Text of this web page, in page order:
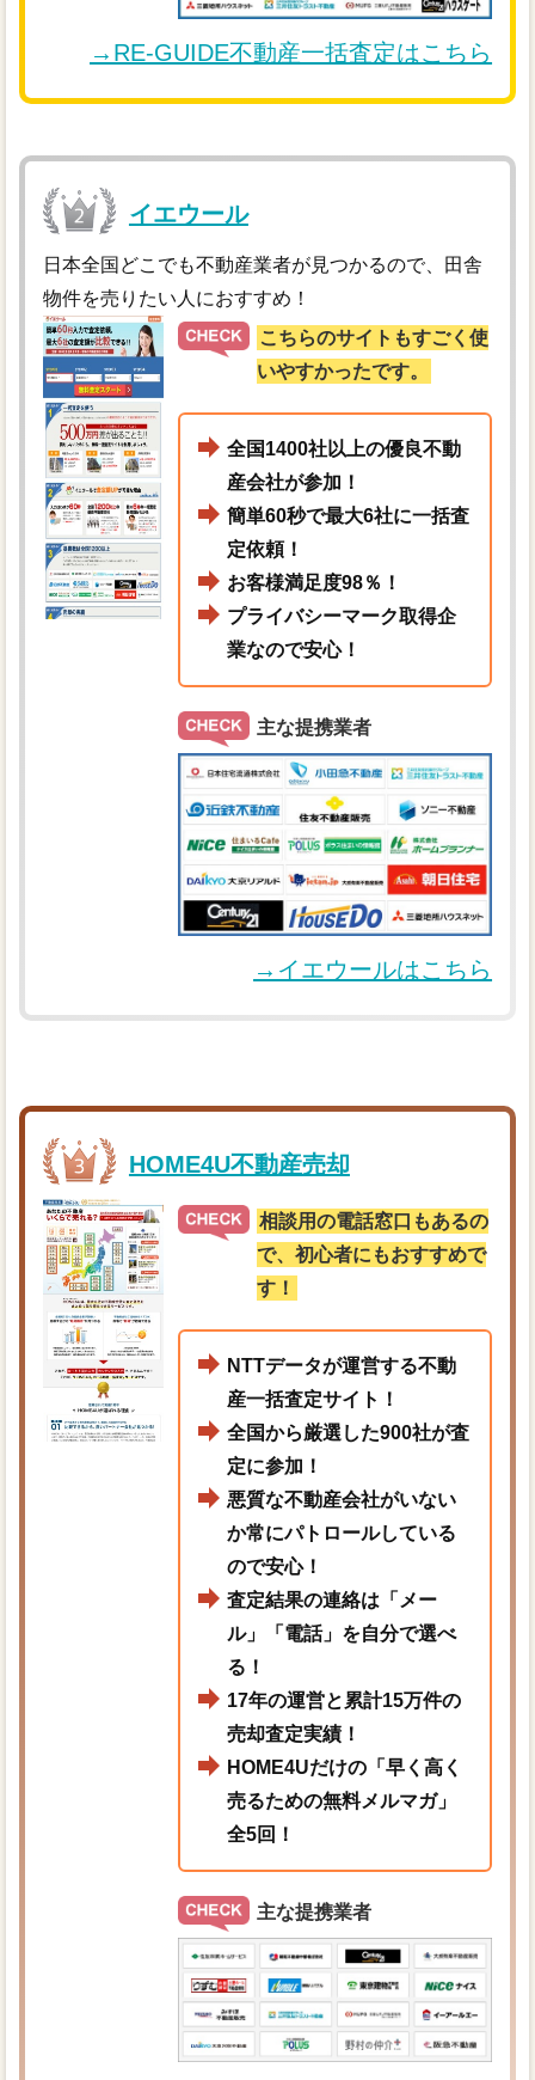
→RE-GUIDE不動産一括査定はこちら
イエウール
日本全国どこでも不動産業者が見つかるので、田舎
物件を売りたい人におすすめ！
こちらのサイトもすごく使
いやすかったです。
全国1400社以上の優良不動
産会社が参加！
簡単60秒で最大6社に一括査
定依頼！
お客様満足度98％！
プライバシーマーク取得企
業なので安心！
主な提携業者
→イエウールはこちら
HOME4U不動産売却
相談用の電話窓口もあるの
で、初心者にもおすすめで
す！
NTTデータが運営する不動
産一括査定サイト！
全国から厳選した900社が査
定に参加！
悪質な不動産会社がいない
か常にパトロールしている
ので安心！
査定結果の連絡は「メー
ル」「電話」を自分で選べ
る！
17年の運営と累計15万件の
売却査定実績！
HOME4Uだけの「早く高く
売るための無料メルマガ」
全5回！
主な提携業者